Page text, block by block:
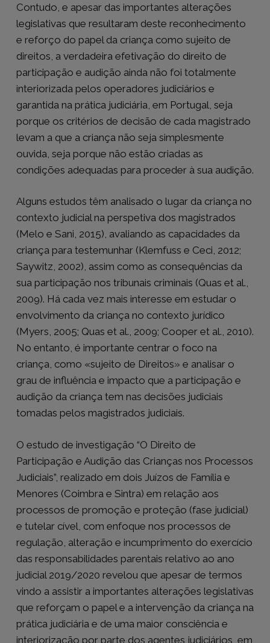
Contudo, e apesar das importantes alterações
legislativas que resultaram deste reconhecimento
e reforço do papel da criança como sujeito de
direitos, a verdadeira efetivação do direito de
participação e audição ainda não foi totalmente
interiorizada pelos operadores judiciários e
garantida na prática judiciária, em Portugal, seja
porque os critérios de decisão de cada magistrado
levam a que a criança não seja simplesmente
ouvida, seja porque não estão criadas as
condições adequadas para proceder à sua audição.
Alguns estudos têm analisado o lugar da criança no
contexto judicial na perspetiva dos magistrados
(Melo e Sani, 2015), avaliando as capacidades da
criança para testemunhar (Klemfuss e Ceci, 2012;
Saywitz, 2002), assim como as consequências da
sua participação nos tribunais criminais (Quas et al.,
2009). Há cada vez mais interesse em estudar o
envolvimento da criança no contexto jurídico
(Myers, 2005; Quas et al., 2009; Cooper et al., 2010).
No entanto, é importante centrar o foco na
criança, como «sujeito de Direitos» e analisar o
grau de influência e impacto que a participação e
audição da criança tem nas decisões judiciais
tomadas pelos magistrados judiciais.
O estudo de investigação “O Direito de
Participação e Audição das Crianças nos Processos
Judiciais”, realizado em dois Juízos de Família e
Menores (Coimbra e Sintra) em relação aos
processos de promoção e proteção (fase judicial)
e tutelar cível, com enfoque nos processos de
regulação, alteração e incumprimento do exercício
das responsabilidades parentais relativo ao ano
judicial 2019/2020 revelou que apesar de termos
vindo a assistir a importantes alterações legislativas
que reforçam o papel e a intervenção da criança na
prática judiciária e de uma maior consciência e
interiorização por parte dos agentes judiciários, em